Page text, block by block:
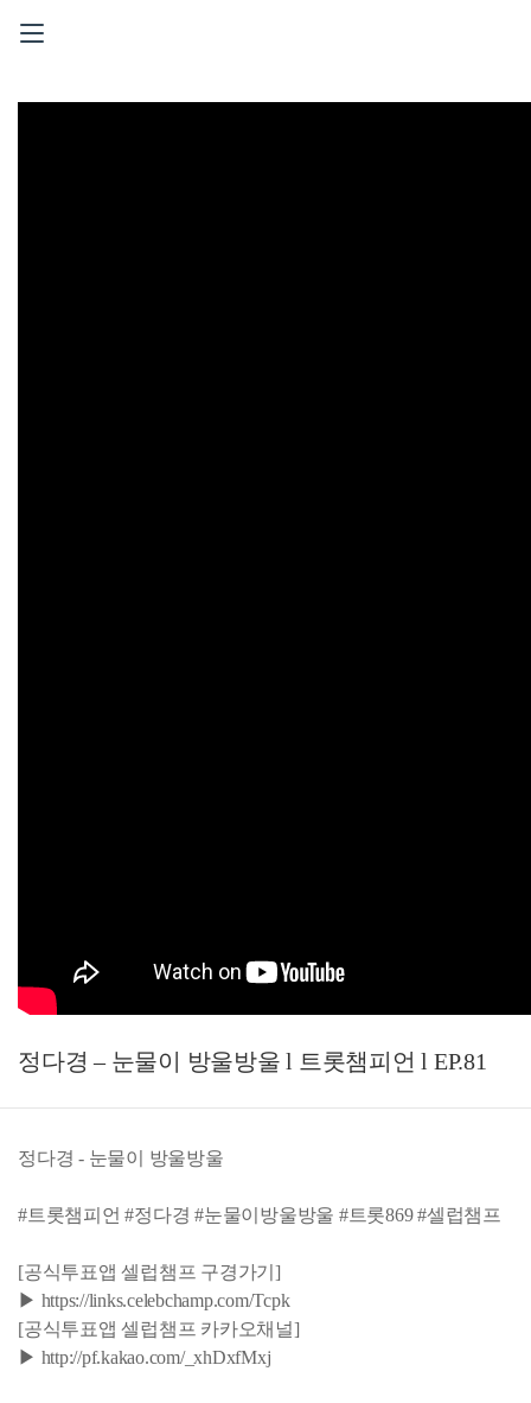
정다경 – 눈물이 방울방울 l 트롯챔피언 l EP.81
정다경 - 눈물이 방울방울
#트롯챔피언 #정다경 #눈물이방울방울 #트롯869 #셀럽챔프
[공식투표앱 셀럽챔프 구경가기]
▶ https://links.celebchamp.com/Tcpk
[공식투표앱 셀럽챔프 카카오채널]
▶ http://pf.kakao.com/_xhDxfMxj